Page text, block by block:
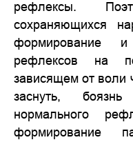
рефлексы.
сохраняющихся
формирование и
рефлексов на
зависящем от воли
заснуть, боязнь
нормального
формирование